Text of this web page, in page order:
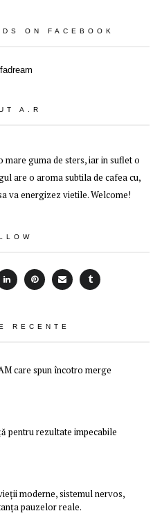
ON FACEBOOK
A.R
mare guma de sters, iar in suflet o
are o aroma subtila de cafea cu,
va energizez vietile. Welcome!
RECENTE
care spun încotro merge
pentru rezultate impecabile
moderne, sistemul nervos,
pauzelor reale.